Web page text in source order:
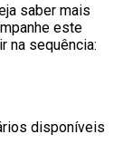
saber mais
este
na sequência:
disponíveis